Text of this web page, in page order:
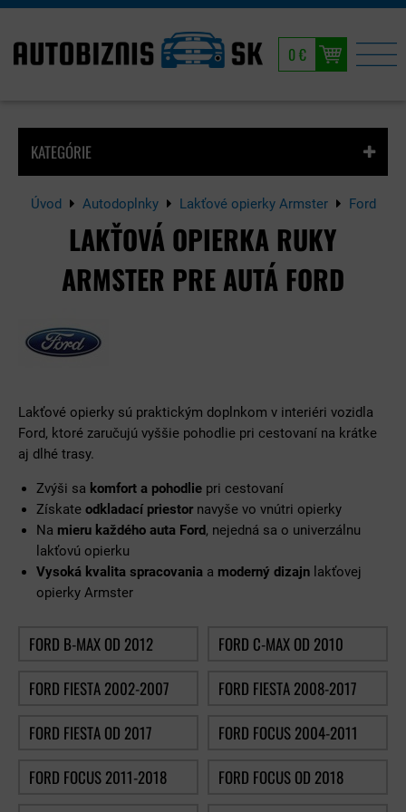
0 €
Úvod Autodoplnky Lakťové opierky Armster Ford
LAKŤOVÁ OPIERKA RUKY
ARMSTER PRE AUTÁ FORD
KATEGÓRIE
Lakťové opierky sú praktickým doplnkom v interiéri vozidla
Ford, ktoré zaručujú vyššie pohodlie pri cestovaní na krátke
aj dlhé trasy.
Zvýši sa komfort a pohodlie pri cestovaní
Získate odkladací priestor navyše vo vnútri opierky
Na mieru každého auta Ford, nejedná sa o univerzálnu
lakťovú opierku
Vysoká kvalita spracovania a moderný dizajn lakťovej
opierky Armster
FORD B-MAX OD 2012
FORD C-MAX OD 2010
FORD FIESTA 2002-2007
FORD FIESTA 2008-2017
FORD FIESTA OD 2017
FORD FOCUS 2004-2011
FORD FOCUS 2011-2018
FORD FOCUS OD 2018